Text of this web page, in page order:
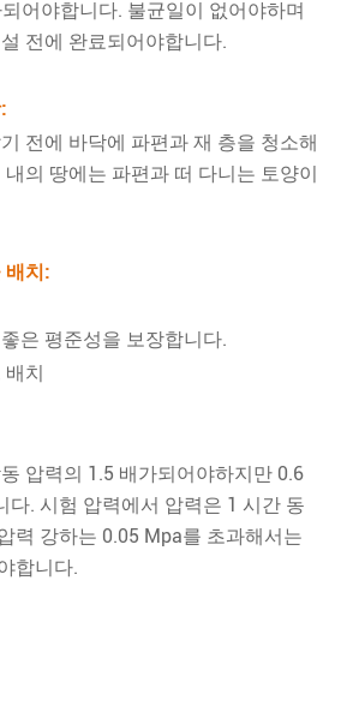
어야합니다. 불균일이 없어야하며
전에 완료되어야합니다.
전에 바닥에 파편과 재 층을 청소해
의 땅에는 파편과 떠 다니는 토양이
배치:
은 평준성을 보장합니다.
치
압력의 1.5 배가되어야하지만 0.6
다. 시험 압력에서 압력은 1 시간 동
력 강하는 0.05 Mpa를 초과해서는
합니다.